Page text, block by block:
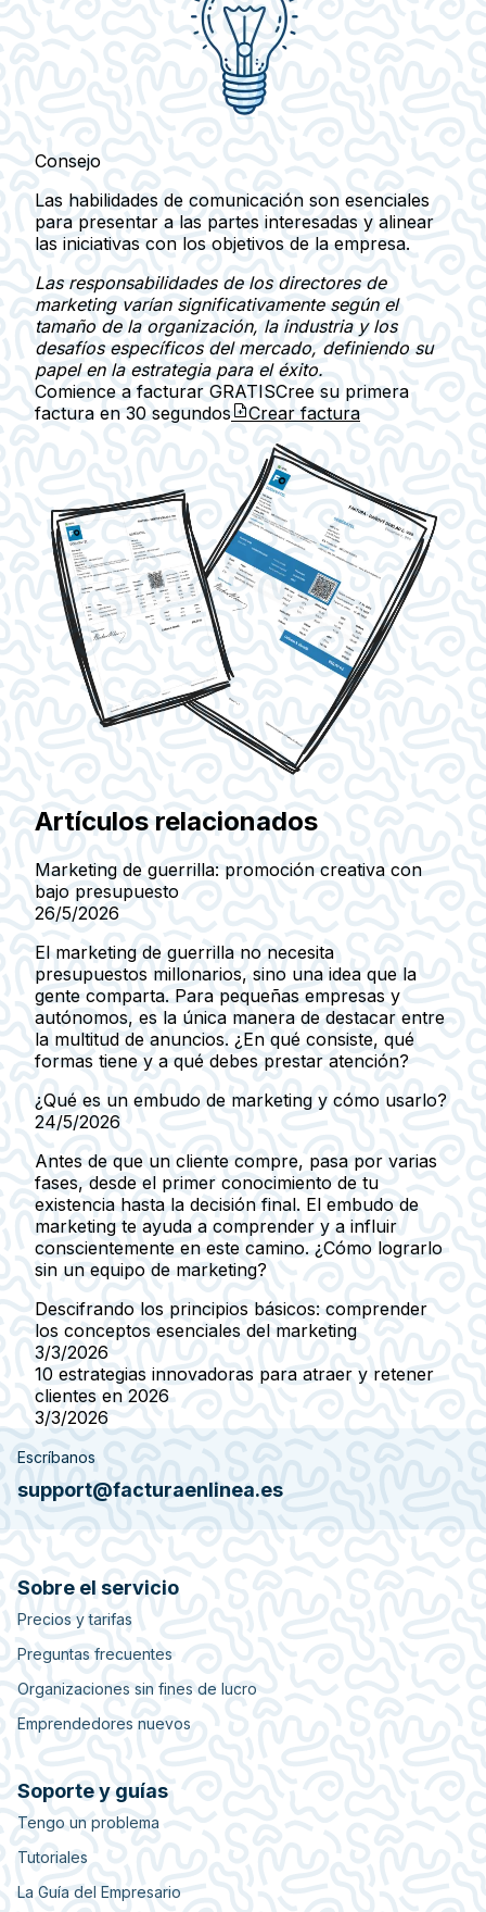
Consejo
Las habilidades de comunicación son esenciales
para presentar a las partes interesadas y alinear
las iniciativas con los objetivos de la empresa.
Las responsabilidades de los directores de
marketing varían significativamente según el
tamaño de la organización, la industria y los
desafíos específicos del mercado, definiendo su
papel en la estrategia para el éxito.
Comience a facturar GRATISCree su primera
factura en 30 segundos Crear factura
Artículos relacionados
Marketing de guerrilla: promoción creativa con
bajo presupuesto
26/5/2026
El marketing de guerrilla no necesita
presupuestos millonarios, sino una idea que la
gente comparta. Para pequeñas empresas y
autónomos, es la única manera de destacar entre
la multitud de anuncios. ¿En qué consiste, qué
formas tiene y a qué debes prestar atención?
¿Qué es un embudo de marketing y cómo usarlo?
24/5/2026
Antes de que un cliente compre, pasa por varias
fases, desde el primer conocimiento de tu
existencia hasta la decisión final. El embudo de
marketing te ayuda a comprender y a influir
conscientemente en este camino. ¿Cómo lograrlo
sin un equipo de marketing?
Descifrando los principios básicos: comprender
los conceptos esenciales del marketing
3/3/2026
10 estrategias innovadoras para atraer y retener
clientes en 2026
3/3/2026
Escríbanos
support@facturaenlinea.es
Sobre el servicio
Precios y tarifas
Preguntas frecuentes
Organizaciones sin fines de lucro
Emprendedores nuevos
Soporte y guías
Tengo un problema
Tutoriales
La Guía del Empresario